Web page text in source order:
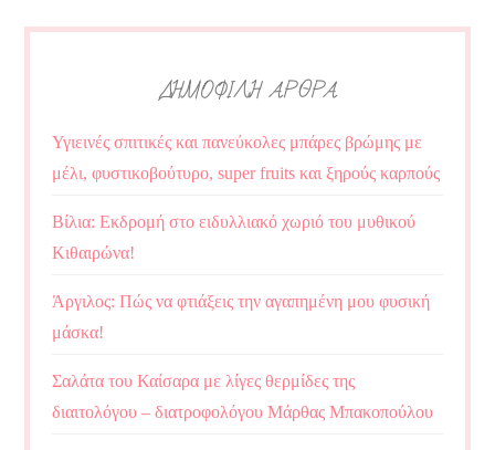
ΔΗΜΟΦΙΛΗ ΑΡΘΡΑ
Υγιεινές σπιτικές και πανεύκολες μπάρες βρώμης με
μέλι, φυστικοβούτυρο, super fruits και ξηρούς καρπούς
Βίλια: Εκδρομή στο ειδυλλιακό χωριό του μυθικού
Κιθαιρώνα!
Άργιλος: Πώς να φτιάξεις την αγαπημένη μου φυσική
μάσκα!
Σαλάτα του Καίσαρα με λίγες θερμίδες της
διαιτολόγου – διατροφολόγου Μάρθας Μπακοπούλου